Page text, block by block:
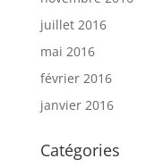
juillet 2016
mai 2016
février 2016
janvier 2016
Catégories